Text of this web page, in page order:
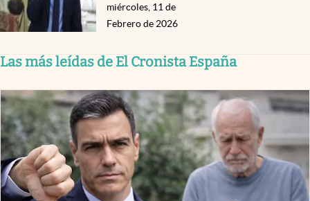
miércoles, 11 de
Febrero de 2026
Las más leídas de El Cronista España